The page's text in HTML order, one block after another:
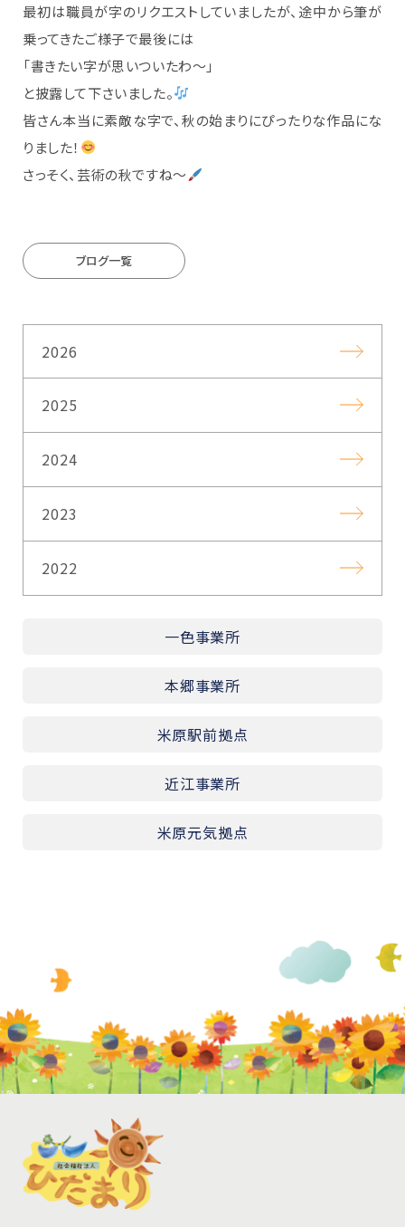
最初は職員が字のリクエストしていましたが、途中から筆が
乗ってきたご様子で最後には
「書きたい字が思いついたわ〜」
と披露して下さいました。
皆さん本当に素敵な字で、秋の始まりにぴったりな作品にな
りました！
さっそく、芸術の秋ですね〜
ブログ一覧
2026
2025
2024
2023
2022
一色事業所
本郷事業所
米原駅前拠点
近江事業所
米原元気拠点